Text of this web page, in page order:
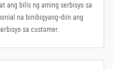
ang bilis ng aming serbisyo sa
na binibigyang-diin ang
sa customer.